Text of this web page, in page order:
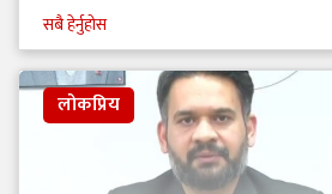
सबै हेर्नुहोस
लोकप्रिय